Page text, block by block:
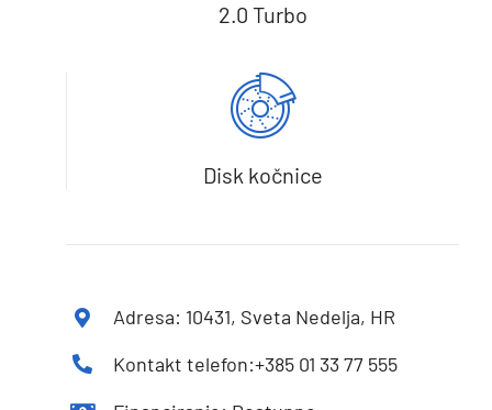
2.0 Turbo
Disk kočnice
Adresa: 10431, Sveta Nedelja, HR
Kontakt telefon:+385 01 33 77 555